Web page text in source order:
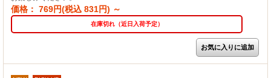
価格： 769円(税込 831円) ～
在庫切れ（近日入荷予定）